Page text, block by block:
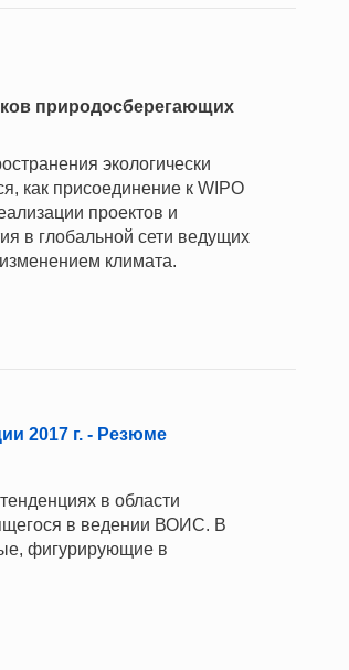
природосберегающих
экологически
как присоединение к WIPO
проектов и
в глобальной сети ведущих
климата.
2017 г. - Резюме
в области
в ведении ВОИС. В
фигурирующие в